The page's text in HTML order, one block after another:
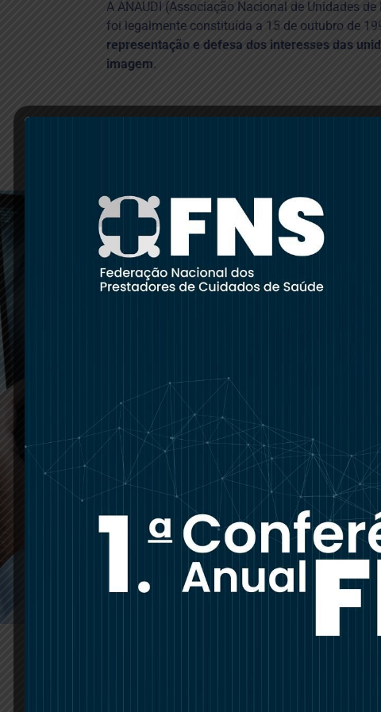
A ANAUDI (Associação Nacional de Unidades
foi legalmente constituída a 15 de outubro de
representação e defesa dos interesses das
imagem.
Com vista à
realização dos seus
objetivos, a ANAUDI